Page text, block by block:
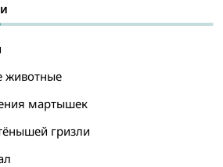
животные
мартышек
гризли